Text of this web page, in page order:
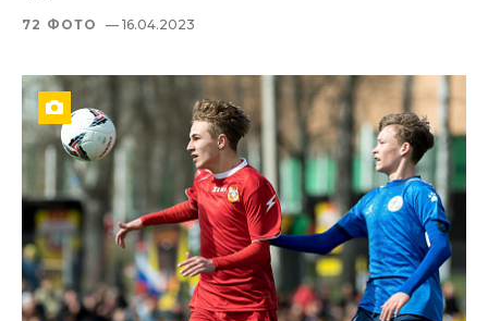
72 ФОТО — 16.04.2023